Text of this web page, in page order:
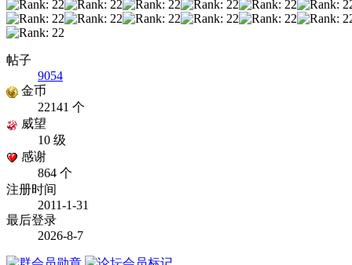
帖子
9054
金币
22141 个
威望
10 级
感谢
864 个
注册时间
2011-1-31
最后登录
2026-8-7